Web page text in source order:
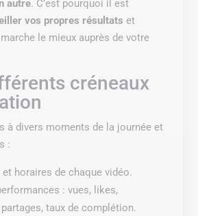
autre. C’est pourquoi il est
vos propres résultats et
le mieux auprès de votre
créneaux
à divers moments de la journée et
:
horaires de chaque vidéo.
: vues, likes,
taux de complétion.